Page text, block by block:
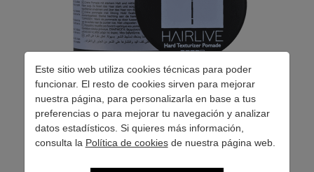
Este sitio web utiliza cookies técnicas para poder
funcionar. El resto de cookies sirven para mejorar
nuestra página, para personalizarla en base a tus
preferencias o para mejorar tu navegación y analizar
datos estadísticos. Si quieres más información,
consulta la Política de cookiesde nuestra página web.
HARD TEXTURIZER POMADE